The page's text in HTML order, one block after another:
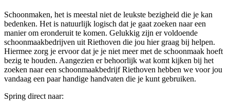
Schoonmaken, het is meestal niet de leukste bezigheid die je kan
bedenken. Het is natuurlijk logisch dat je gaat zoeken naar een
manier om eronderuit te komen. Gelukkig zijn er voldoende
schoonmaakbedrijven uit Riethoven die jou hier graag bij helpen.
Hiermee zorg je ervoor dat je je niet meer met de schoonmaak hoeft
bezig te houden. Aangezien er behoorlijk wat komt kijken bij het
zoeken naar een schoonmaakbedrijf Riethoven hebben we voor jou
vandaag een paar handige handvaten die je kunt gebruiken.
Spring direct naar: